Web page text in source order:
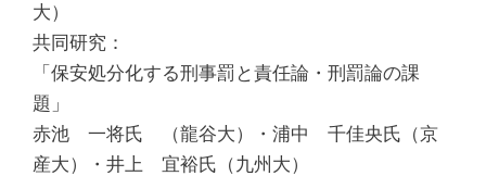
大）
共同研究：
「保安処分化する刑事罰と責任論・刑罰論の課
題」
赤池 一将氏 （龍谷大）・浦中 千佳央氏（京
産大）・井上 宜裕氏（九州大）